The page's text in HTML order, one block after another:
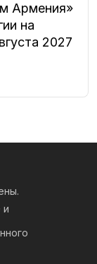
Армения»
на
2027
и